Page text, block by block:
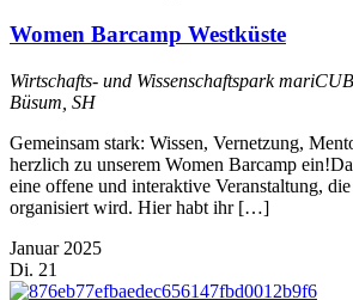
Women Barcamp Westküste
Wirtschafts- und Wissenschaftspark
Büsum, SH
Gemeinsam stark: Wissen, Vernetzung,
herzlich zu unserem Women Barcamp
eine offene und interaktive Veranstaltung,
organisiert wird. Hier habt ihr […]
Januar 2025
Di. 21